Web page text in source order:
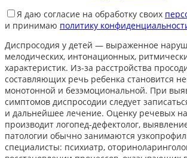
Я даю согласие на обработку своих
и принимаю политику
Диспросодия у детей — выраженное
мелодических, интонационных,
характеристик. Из-за расстройства
составляющих речь ребенка становится
монотонной и безэмоциональной. При
симптомов диспросодии следует
и дальнейшее лечение. Оценку речевых
производит логопед-дефектолог,
патологии обычно занимаются
специалисты: психиатр,